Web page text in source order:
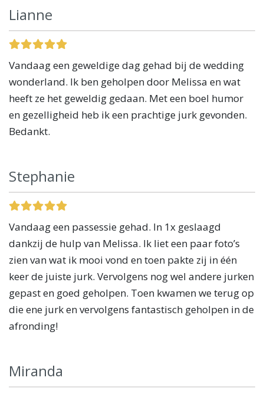
Lianne
Vandaag een geweldige dag gehad bij de wedding
wonderland. Ik ben geholpen door Melissa en wat
heeft ze het geweldig gedaan. Met een boel humor
en gezelligheid heb ik een prachtige jurk gevonden.
Bedankt.
Stephanie
Vandaag een passessie gehad. In 1x geslaagd
dankzij de hulp van Melissa. Ik liet een paar foto’s
zien van wat ik mooi vond en toen pakte zij in één
keer de juiste jurk. Vervolgens nog wel andere jurken
gepast en goed geholpen. Toen kwamen we terug op
die ene jurk en vervolgens fantastisch geholpen in de
afronding!
Miranda